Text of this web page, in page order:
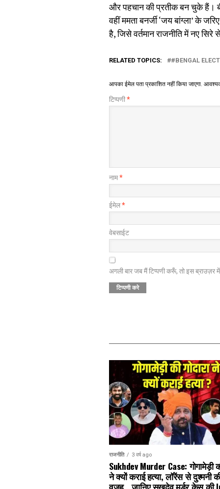
और पहचान की प्रतीक बन चुके हैं।
वहीं ममता बनर्जी ‘जय बांग्ला’ के
है, जिसे वर्तमान राजनीति में नए सिरे
RELATED TOPICS: #BENGAL
आपका ईमेल पता प्रकाशित नहीं किया जाएगा.
टिप्पणी*
नाम*
ईमेल*
वेबसाईट
अगली बार जब मैं टिप्पणी करूँ, तो इस
राजनीति 3 वर्ष ago
Sukhdev Murder Case: गोगामेड़ी
ने क्यों कराई हत्या, लॉरेंस से दुश्मनी